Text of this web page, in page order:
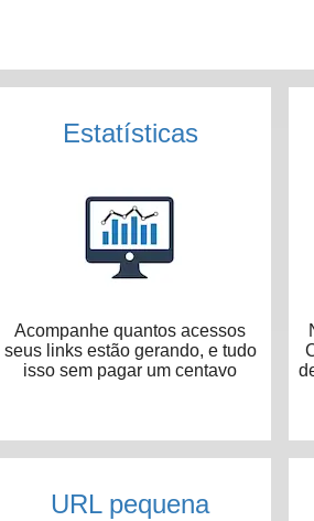
Estatísticas
Acompanhe quantos acessos
seus links estão gerando, e tudo
isso sem pagar um centavo
URL pequena